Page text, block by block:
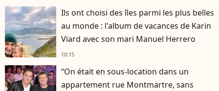
Ils ont choisi des îles parmi les plus belles
au monde : l'album de vacances de Karin
Viard avec son mari Manuel Herrero
10:15
“On était en sous-location dans un
appartement rue Montmartre, sans